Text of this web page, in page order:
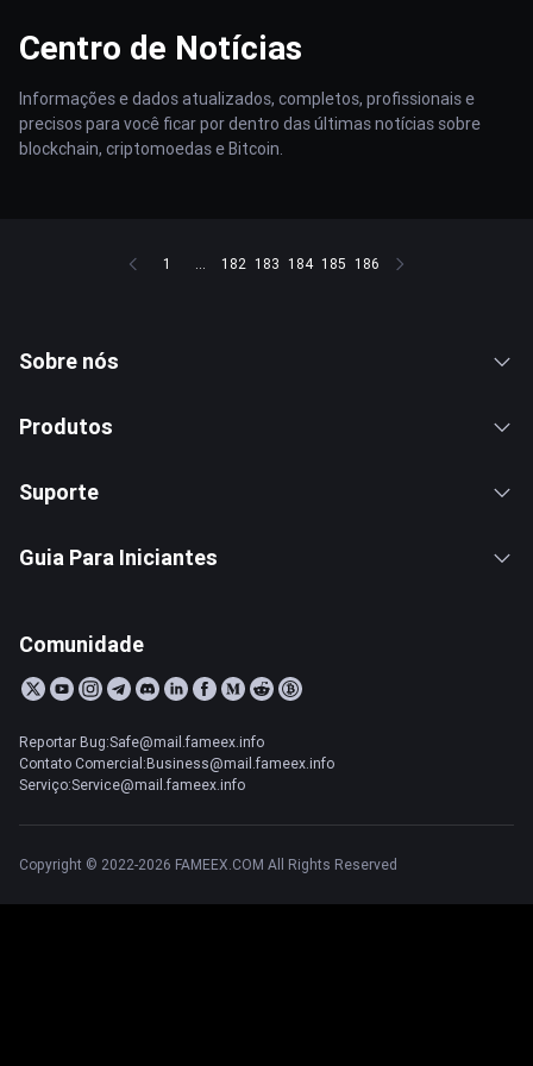
Centro de Notícias
Informações e dados atualizados, completos, profissionais e
precisos para você ficar por dentro das últimas notícias sobre
blockchain, criptomoedas e Bitcoin.
1 ... 182 183 184 185 186
Sobre nós
Produtos
Suporte
Guia Para Iniciantes
Comunidade
Reportar Bug:Safe@mail.fameex.info
Contato Comercial:Business@mail.fameex.info
Serviço:Service@mail.fameex.info
Copyright © 2022-2026 FAMEEX.COM All Rights Reserved